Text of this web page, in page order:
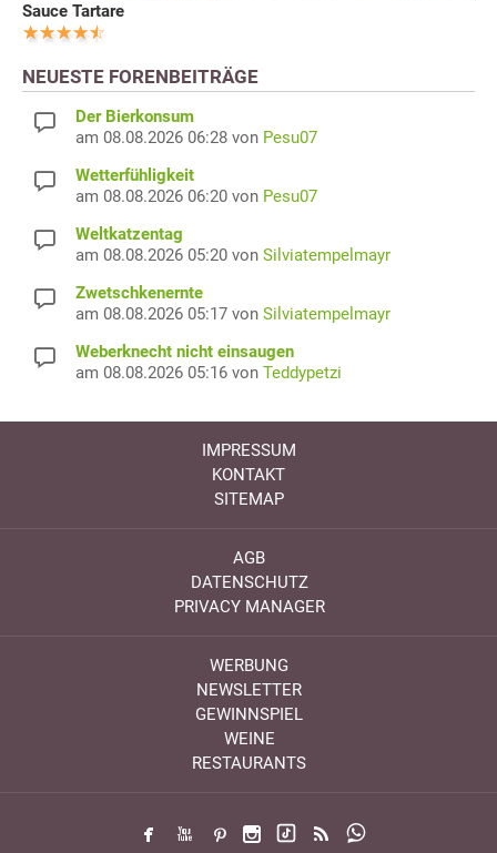
Sauce Tartare
NEUESTE FORENBEITRÄGE
Der Bierkonsum
am 08.08.2026 06:28 von Pesu07
Wetterfühligkeit
am 08.08.2026 06:20 von Pesu07
Weltkatzentag
am 08.08.2026 05:20 von Silviatempelmayr
Zwetschkenernte
am 08.08.2026 05:17 von Silviatempelmayr
Weberknecht nicht einsaugen
am 08.08.2026 05:16 von Teddypetzi
IMPRESSUM
KONTAKT
SITEMAP
AGB
DATENSCHUTZ
PRIVACY MANAGER
WERBUNG
NEWSLETTER
GEWINNSPIEL
WEINE
RESTAURANTS